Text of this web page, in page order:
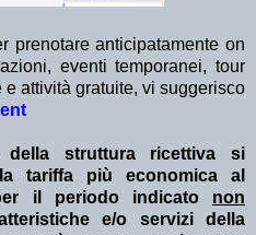
prenotare anticipatamente on
eventi temporanei, tour
attività gratuite, vi suggerisco
della struttura ricettiva si
tariffa più economica al
il periodo indicato non
e/o servizi della